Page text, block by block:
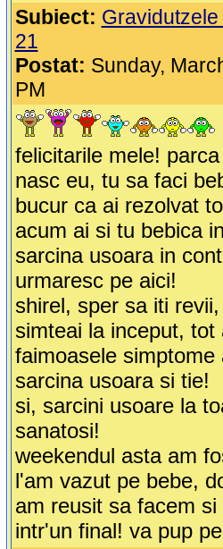
Subiect:
21
Postat: Sunday,
PM
felicitarile mele!
nasc eu, tu sa faci
bucur ca ai rezolvat
acum ai si tu bebica
sarcina usoara in
urmaresc pe aici!
shirel, sper sa iti
simteai la inceput, tot
faimoasele simptome
sarcina usoara si tie!
si, sarcini usoare la
sanatosi!
weekendul asta am
l'am vazut pe bebe,
am reusit sa facem
intr'un final! va pup